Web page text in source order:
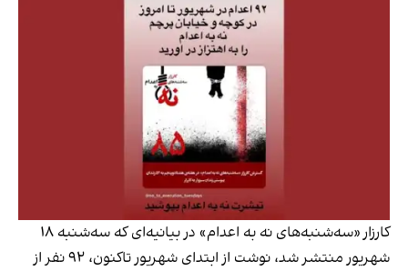
کارزار «سه‌شنبه‌های نه به اعدام» در بیانیه‌ای که سه‌شنبه ۱۸
شهریور منتشر شد، نوشت از ابتدای شهریور تاکنون، ۹۲ نفر از